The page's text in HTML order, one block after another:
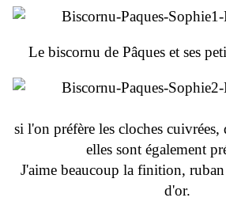
Le biscornu de Pâques et ses
si l'on préfère les cloches cuivrées,
elles sont également
J'aime beaucoup la finition,
d'or.